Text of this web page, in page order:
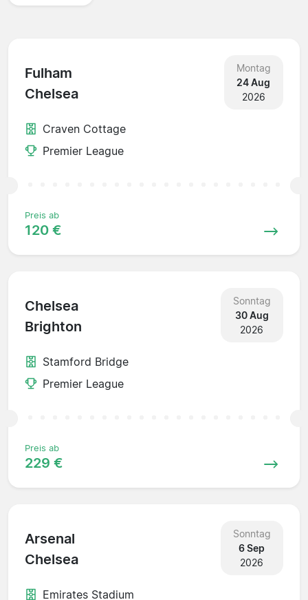
Fulham
Chelsea
Montag
24 Aug
2026
Craven Cottage
Premier League
Preis ab
120 €
Chelsea
Brighton
Sonntag
30 Aug
2026
Stamford Bridge
Premier League
Preis ab
229 €
Arsenal
Chelsea
Sonntag
6 Sep
2026
Emirates Stadium